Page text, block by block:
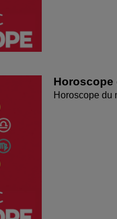
Horoscope
Horoscope du